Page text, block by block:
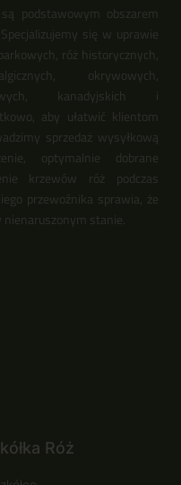
podstawowym obszarem
się w uprawie
róż historycznych,
okrywowych,
kanadyjskich i
aby ułatwić klientom
sprzedaż wysyłkową
optymalnie dobrane
krzewów róż podczas
przewoźnika sprawia, że
nienaruszonym stanie.
Róż